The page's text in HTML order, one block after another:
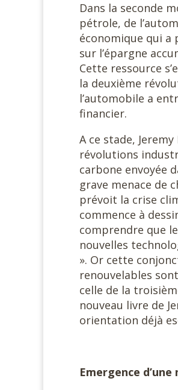
Dans la seconde
pétrole, de
économique qui a
sur l’épargne
Cette ressource
la deuxième
l’automobile a
financier.
A ce stade,
révolutions
carbone envoyée
grave menace de
prévoit la crise
commence à
comprendre que
nouvelles
». Or cette
renouvelables
celle de la
nouveau livre de
orientation déjà
Emergence